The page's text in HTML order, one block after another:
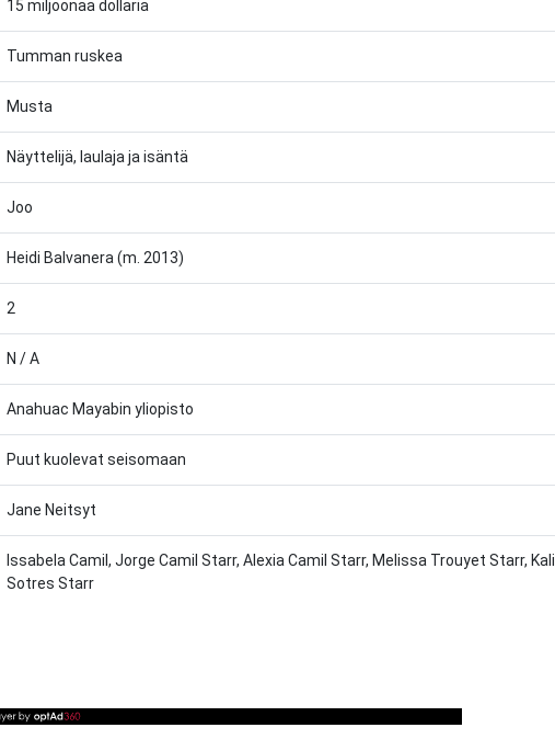
15 miljoonaa dollaria
Tumman ruskea
Musta
Näyttelijä, laulaja ja isäntä
Joo
Heidi Balvanera (m. 2013)
2
N / A
Anahuac Mayabin yliopisto
Puut kuolevat seisomaan
Jane Neitsyt
Issabela Camil, Jorge Camil Starr, Alexia Camil Starr, Melissa Trouyet Starr, Kali
Sotres Starr